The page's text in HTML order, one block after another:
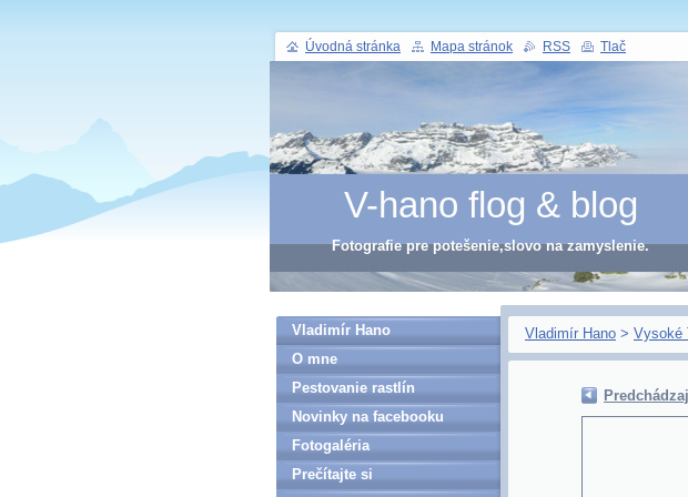
V-hano flog & blog
Fotografie pre potešenie,slovo na zamyslenie.
Vladimír Hano > Vysoké
Vladimír Hano
O mne
Pestovanie rastlín
Novinky na facebooku
Fotogaléria
Prečítajte si
Úvodná stránka Mapa stránok RSS Tlač